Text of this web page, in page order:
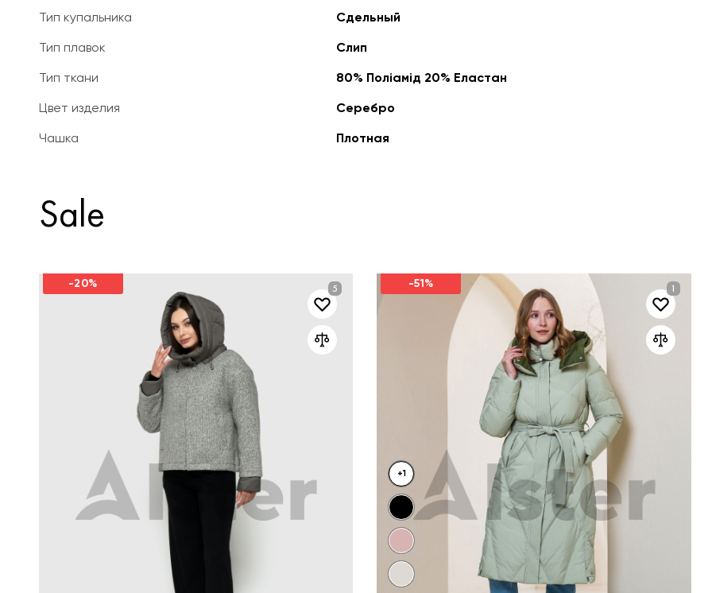
Тип купальника
Сдельный
Тип плавок
Слип
Тип ткани
80% Поліамід 20% Еластан
Цвет изделия
Серебро
Чашка
Плотная
Sale
-20% -51%
+1